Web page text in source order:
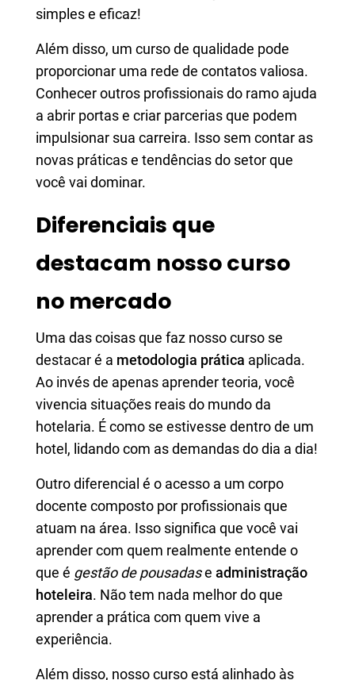
simples e eficaz!
Além disso, um curso de qualidade pode
proporcionar uma rede de contatos valiosa.
Conhecer outros profissionais do ramo ajuda
a abrir portas e criar parcerias que podem
impulsionar sua carreira. Isso sem contar as
novas práticas e tendências do setor que
você vai dominar.
Diferenciais que
destacam nosso curso
no mercado
Uma das coisas que faz nosso curso se
destacar é a metodologia prática aplicada.
Ao invés de apenas aprender teoria, você
vivencia situações reais do mundo da
hotelaria. É como se estivesse dentro de um
hotel, lidando com as demandas do dia a dia!
Outro diferencial é o acesso a um corpo
docente composto por profissionais que
atuam na área. Isso significa que você vai
aprender com quem realmente entende o
que é gestão de pousadase administração
hoteleira. Não tem nada melhor do que
aprender a prática com quem vive a
experiência.
Além disso, nosso curso está alinhado às